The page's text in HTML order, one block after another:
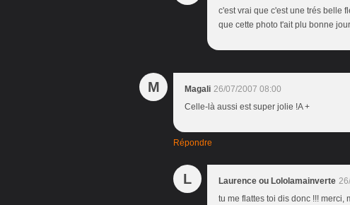
c'est vrai que c'est une trés belle
que cette photo t'ait plu bonne
M Magali 26/07/2007 08:00
Celle-là aussi est super jolie !A +
Répondre
L Laurence ou Lololamainverte
tu me flattes toi dis donc !!! merci,